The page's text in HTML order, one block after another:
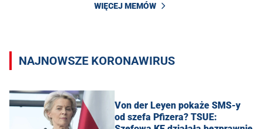
WIĘCEJ MEMÓW
NAJNOWSZE KORONAWIRUS
Von der Leyen pokaże SMS-y
od szefa Pfizera? TSUE: